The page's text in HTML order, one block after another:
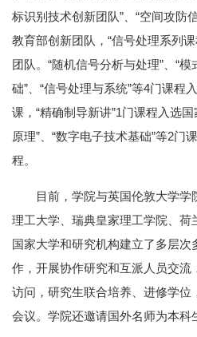
标识别技术创新团队”、“空间攻防
教育部创新团队，“信号处理系列
团队。“随机信号分析与处理”、“
础”、“信号处理与系统”等4门课程
课，“精确制导新讲”1门课程入选
原理”、“数字电子技术基础”等2门
程。
目前，学院与英国伦敦大学
理工大学、瑞典皇家理工学院、荷
国家大学和研究机构建立了多层次
作，开展协作研究和互派人员交流
访问，研究生联合培养、进修学位
会议。学院还邀请国外名师为本科